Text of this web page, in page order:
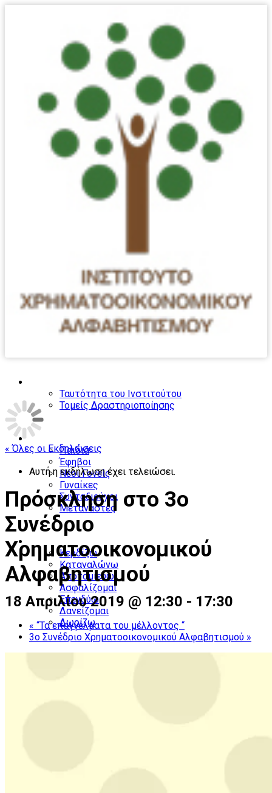
Ταυτότητα του Ινστιτούτου
Τομείς Δραστηριοποίησης
Παιδιά
Έφηβοι
Νέοι Γονείς
Γυναίκες
Συνταξιούχοι
Μετανάστες
Κερδίζω
Καταναλώνω
Αποταμιεύω
Ασφαλίζομαι
Επενδύω
Δανείζομαι
Δωρίζω
« Όλες οι Εκδηλώσεις
Αυτή η εκδήλωση έχει τελειώσει.
Πρόσκληση στο 3ο
Συνέδριο
Χρηματοοικονομικού
Αλφαβητισμού
18 Απριλίου 2019 @ 12:30 - 17:30
« “Τα επαγγέλματα του μέλλοντος “
3ο Συνέδριο Χρηματοοικονομικού Αλφαβητισμού »